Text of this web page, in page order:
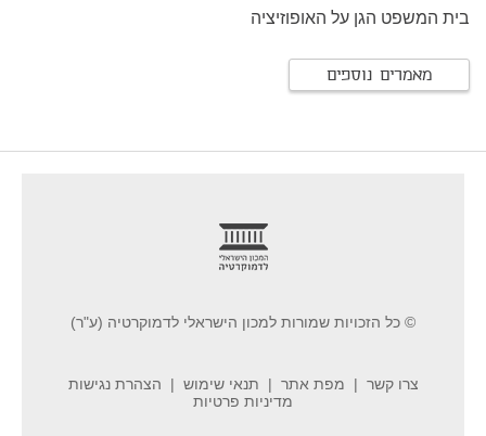
בית המשפט הגן על האופוזיציה
מאמרים נוספים
© כל הזכויות שמורות למכון הישראלי לדמוקרטיה (ע"ר)
צרו קשר מפת אתר תנאי שימוש
הצהרת נגישות
מדיניות פרטיות